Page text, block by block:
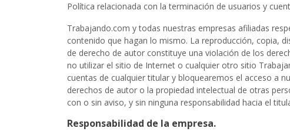
Política relacionada con la terminación de usuarios y
Trabajando.com y todas nuestras empresas afiliadas
contenido que hagan lo mismo. La reproducción, copia,
de derecho de autor constituye una violación de los
no utilizar el sitio de Internet o cualquier otro sitio
cuentas de cualquier titular y bloquearemos el acceso a
derechos de autor o la propiedad intelectual de otras
con o sin aviso, y sin ninguna responsabilidad hacia el
Responsabilidad de la empresa.